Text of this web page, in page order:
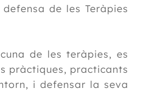
de les Teràpies
de les teràpies, es
pràctiques, practicants
i defensar la seva